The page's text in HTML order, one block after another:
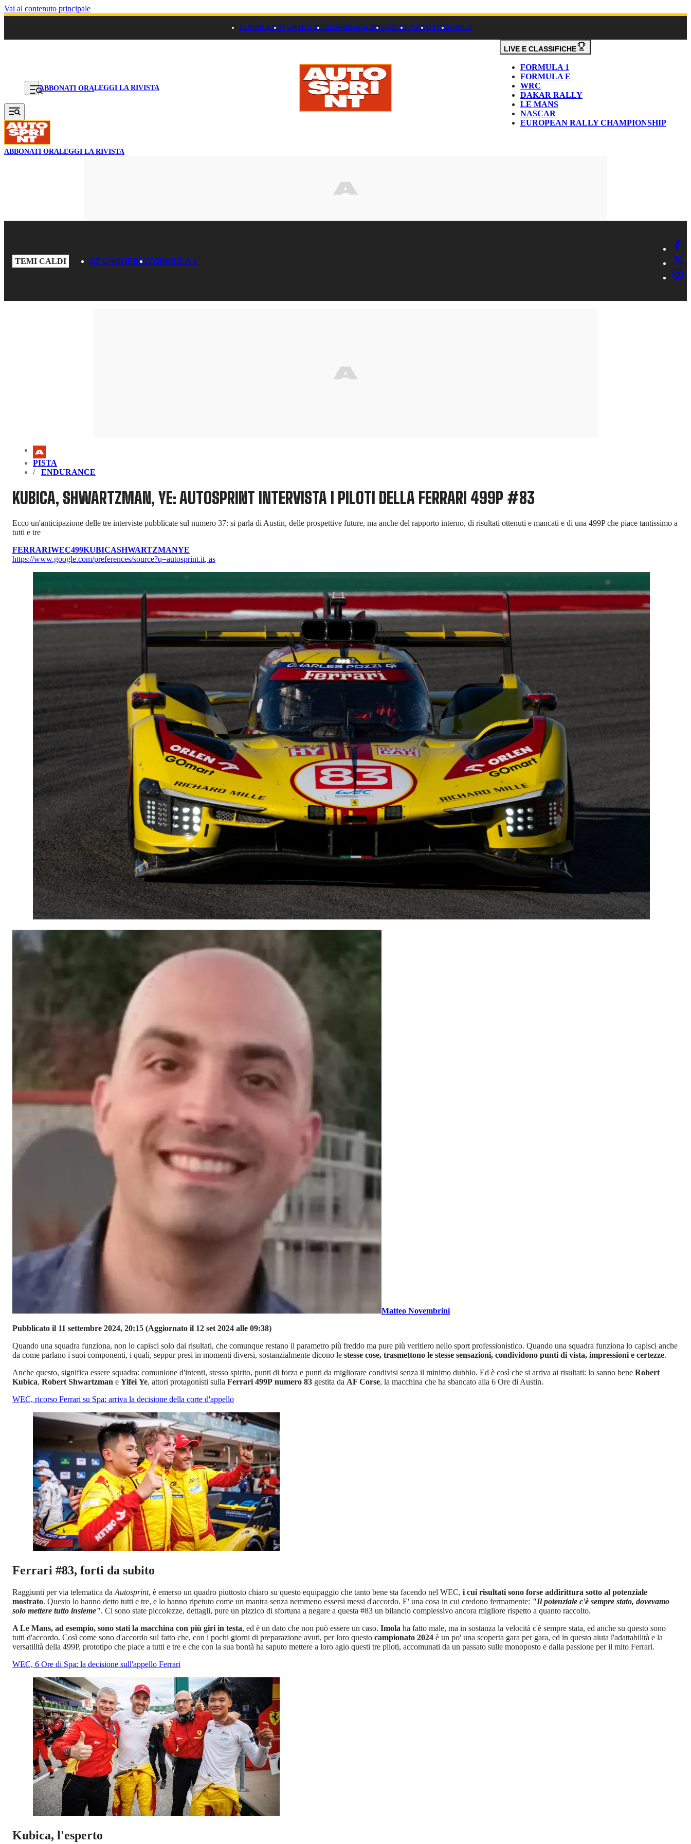
Vai al contenuto principale
FORMULA 1FORMULA EMONDO RACINGRALLYPISTAFOTOVIDEO
ABBONATI ORALEGGI LA RIVISTA
LIVE E CLASSIFICHE
FORMULA 1
FORMULA E
WRC
DAKAR RALLY
LE MANS
NASCAR
EUROPEAN RALLY CHAMPIONSHIP
ABBONATI ORALEGGI LA RIVISTA
TEMI CALDI GP UNGHERIAFORMULA 1
PISTA
ENDURANCE
KUBICA, SHWARTZMAN, YE: AUTOSPRINT INTERVISTA I PILOTI DELLA FERRARI 499P #83
Ecco un'anticipazione delle tre interviste pubblicate sul numero 37: si parla di Austin, delle prospettive future, ma anche del rapporto interno, di risultati ottenuti e mancati e di una 499P che piace tantissimo a
tutti e tre
FERRARIWEC499KUBICASHWARTZMANYE
https://www.google.com/preferences/source?q=autosprint.it, as
Matteo Novembrini
Pubblicato il 11 settembre 2024, 20:15 (Aggiornato il 12 set 2024 alle 09:38)
Quando una squadra funziona, non lo capisci solo dai risultati, che comunque restano il parametro più freddo ma pure più veritiero nello sport professionistico. Quando una squadra funziona lo capisci anche
da come parlano i suoi componenti, i quali, seppur presi in momenti diversi, sostanzialmente dicono le stesse cose, trasmettono le stesse sensazioni, condividono punti di vista, impressioni e certezze.
Anche questo, significa essere squadra: comunione d'intenti, stesso spirito, punti di forza e punti da migliorare condivisi senza il minimo dubbio. Ed è così che si arriva ai risultati: lo sanno bene Robert
Kubica, Robert Shwartzman e Yifei Ye, attori protagonisti sulla Ferrari 499P numero 83 gestita da AF Corse, la macchina che ha sbancato alla 6 Ore di Austin.
WEC, ricorso Ferrari su Spa: arriva la decisione della corte d'appello
Ferrari #83, forti da subito
Raggiunti per via telematica da Autosprint, è emerso un quadro piuttosto chiaro su questo equipaggio che tanto bene sta facendo nel WEC, i cui risultati sono forse addirittura sotto al potenziale
mostrato. Questo lo hanno detto tutti e tre, e lo hanno ripetuto come un mantra senza nemmeno essersi messi d'accordo. E' una cosa in cui credono fermamente: "Il potenziale c'è sempre stato, dovevamo
solo mettere tutto insieme". Ci sono state piccolezze, dettagli, pure un pizzico di sfortuna a negare a questa #83 un bilancio complessivo ancora migliore rispetto a quanto raccolto.
A Le Mans, ad esempio, sono stati la macchina con più giri in testa, ed è un dato che non può essere un caso. Imola ha fatto male, ma in sostanza la velocità c'è sempre stata, ed anche su questo sono
tutti d'accordo. Così come sono d'accordo sul fatto che, con i pochi giorni di preparazione avuti, per loro questo campionato 2024 è un po' una scoperta gara per gara, ed in questo aiuta l'adattabilità e la
versatilità della 499P, prototipo che piace a tutti e tre e che con la sua bontà ha saputo mettere a loro agio questi tre piloti, accomunati da un passato sulle monoposto e dalla passione per il mito Ferrari.
WEC, 6 Ore di Spa: la decisione sull'appello Ferrari
Kubica, l'esperto